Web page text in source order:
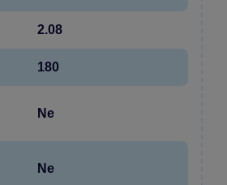
2.08
180
Ne
Ne